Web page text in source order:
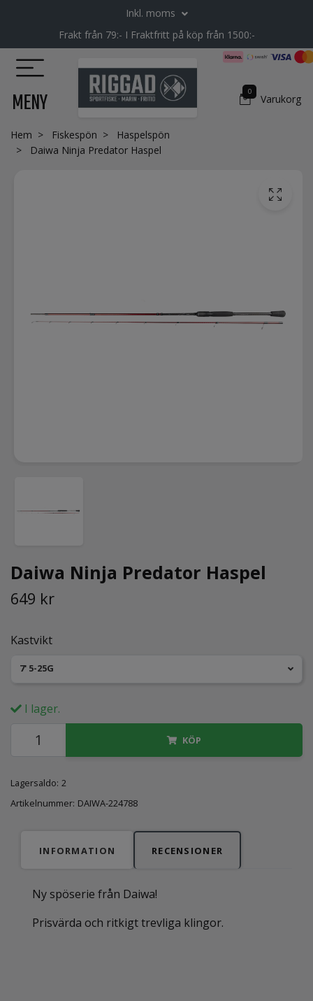
Inkl. moms
Frakt från 79:- I Fraktfritt på köp från 1500:-
MENY 0
Varukorg
Hem Fiskespön
Haspelspön
Daiwa Ninja Predator Haspel
Daiwa Ninja Predator Haspel
649 kr
Kastvikt
7' 5-25G
I lager.
KÖP
Lagersaldo: 2
Artikelnummer: DAIWA-224788
INFORMATION RECENSIONER
Ny spöserie från Daiwa!
Prisvärda och ritkigt trevliga klingor.